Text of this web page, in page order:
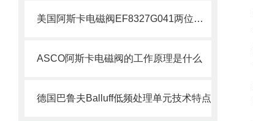
美国阿斯卡电磁阀EF8327G041两位四通技术
ASCO阿斯卡电磁阀的工作原理是什么
德国巴鲁夫Balluff低频处理单元技术特点